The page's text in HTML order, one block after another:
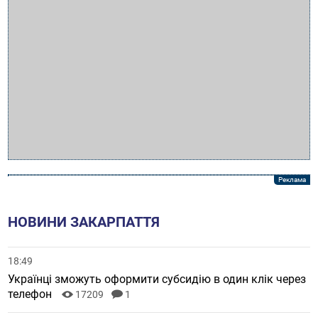
НОВИНИ ЗАКАРПАТТЯ
18:49
Українці зможуть оформити субсидію в один клік через
телефон
17209 1